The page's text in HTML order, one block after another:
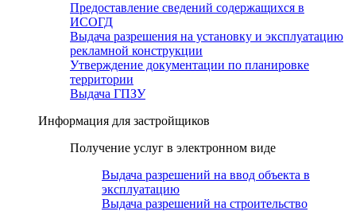
Предоставление сведений содержащихся в
ИСОГД
Выдача разрешения на установку и эксплуатацию
рекламной конструкции
Утверждение документации по планировке
территории
Выдача ГПЗУ
Информация для застройщиков
Получение услуг в электронном виде
Выдача разрешений на ввод объекта в
эксплуатацию
Выдача разрешений на строительство